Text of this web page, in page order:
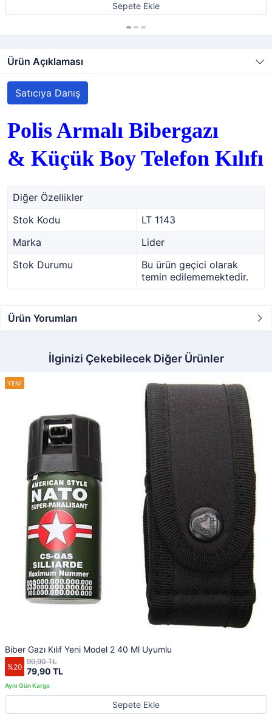
Sepete Ekle
Ürün Açıklaması
Satıcıya Danış
Polis Armalı Bibergazı
& Küçük Boy Telefon Kılıfı
Diğer Özellikler
Stok Kodu
LT 1143
Marka
Lider
Stok Durumu
Bu ürün geçici olarak
temin edilememektedir.
Ürün Yorumları
İlginizi Çekebilecek Diğer Ürünler
Biber Gazı Kılıf Yeni Model 2 40 Ml Uyumlu
%20 79,90 TL
99,90 TL
Sepete Ekle